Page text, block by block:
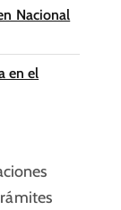
Nacional
en el